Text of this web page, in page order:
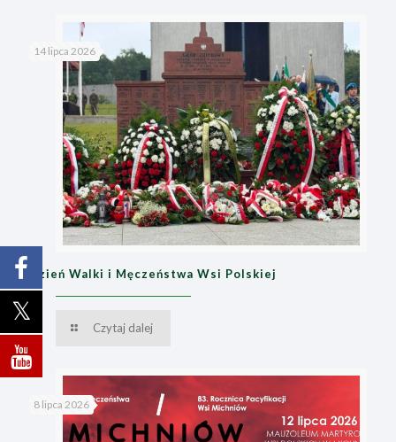
14 lipca 2026
Dzień Walki i Męczeństwa Wsi Polskiej
Czytaj dalej
8 lipca 2026